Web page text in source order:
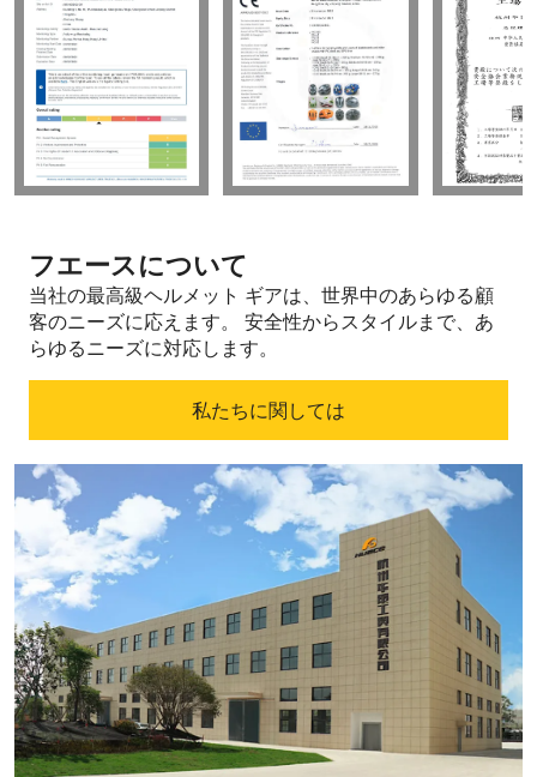
フエースについて
当社の最高級ヘルメット ギアは、世界中のあらゆる顧
客のニーズに応えます。 安全性からスタイルまで、あ
らゆるニーズに対応します。
私たちに関しては